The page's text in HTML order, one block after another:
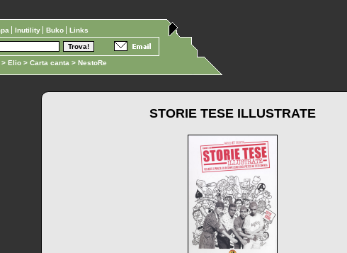
> Elio > Carta canta > NestoRe
Inutility Buko Links
STORIE TESE ILLUSTRATE